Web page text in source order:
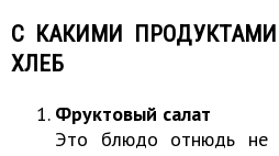
С КАКИМИ ПРОДУКТАМИ
ХЛЕБ
Фруктовый салат
Это блюдо отнюдь не